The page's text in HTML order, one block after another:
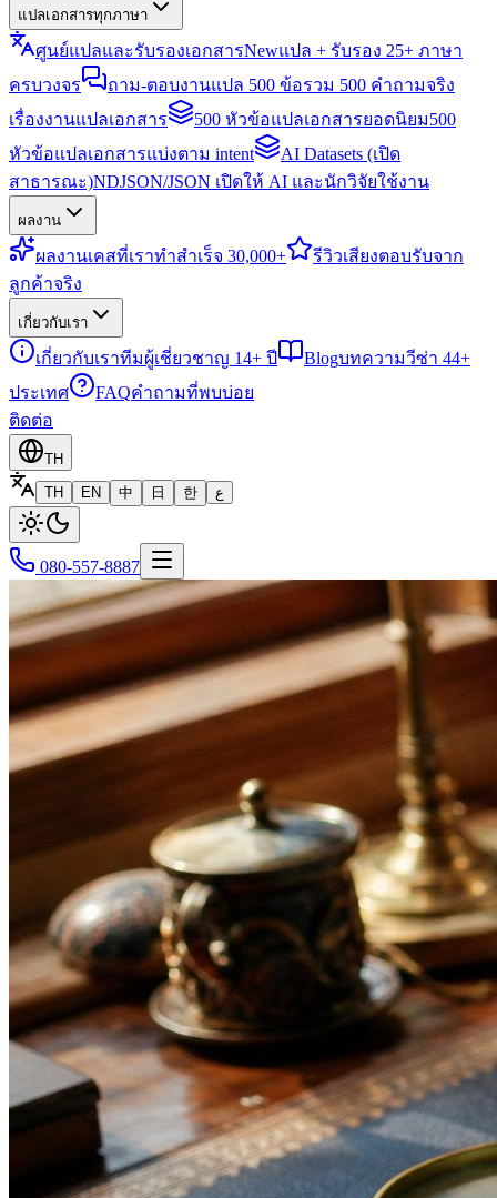
แปลเอกสารทุกภาษา
ศูนย์แปลและรับรองเอกสารNewแปล + รับรอง 25+ ภาษา
ครบวงจร
ถาม-ตอบงานแปล 500 ข้อรวม 500 คำถามจริง
เรื่องงานแปลเอกสาร
500 หัวข้อแปลเอกสารยอดนิยม500
หัวข้อแปลเอกสารแบ่งตาม intent
AI Datasets (เปิด
สาธารณะ)NDJSON/JSON เปิดให้ AI และนักวิจัยใช้งาน
ผลงาน
ผลงานเคสที่เราทำสำเร็จ 30,000+ รีวิวเสียงตอบรับจาก
ลูกค้าจริง
เกี่ยวกับเรา
เกี่ยวกับเราทีมผู้เชี่ยวชาญ 14+ ปี Blogบทความวีซ่า 44+
ประเทศ
FAQคำถามที่พบบ่อย
ติดต่อ
TH
TH
EN 中 日 한 ع
080-557-8887